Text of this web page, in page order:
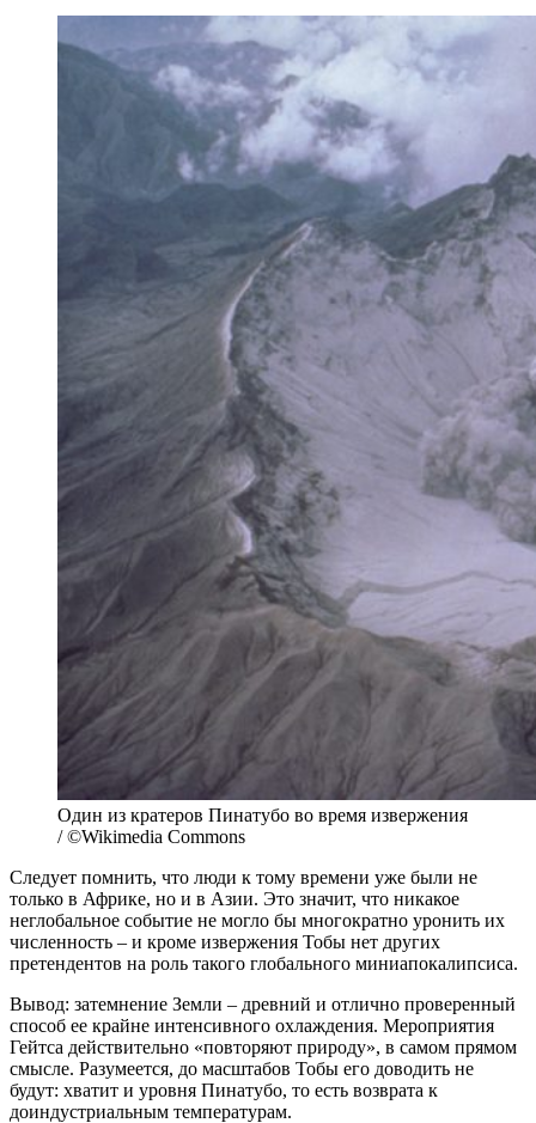
Один из кратеров Пинатубо во время извержения
/ ©Wikimedia Commons
Следует помнить, что люди к тому времени уже были не
только в Африке, но и в Азии. Это значит, что никакое
неглобальное событие не могло бы многократно уронить их
численность – и кроме извержения Тобы нет других
претендентов на роль такого глобального миниапокалипсиса.
Вывод: затемнение Земли – древний и отлично проверенный
способ ее крайне интенсивного охлаждения. Мероприятия
Гейтса действительно «повторяют природу», в самом прямом
смысле. Разумеется, до масштабов Тобы его доводить не
будут: хватит и уровня Пинатубо, то есть возврата к
доиндустриальным температурам.